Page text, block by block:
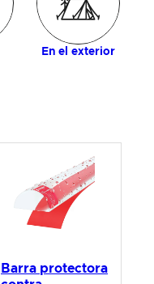
En el exterior
Barra protectora